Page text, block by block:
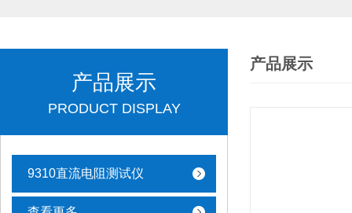
产品展示
PRODUCT DISPLAY
9310直流电阻测试仪
产品展示